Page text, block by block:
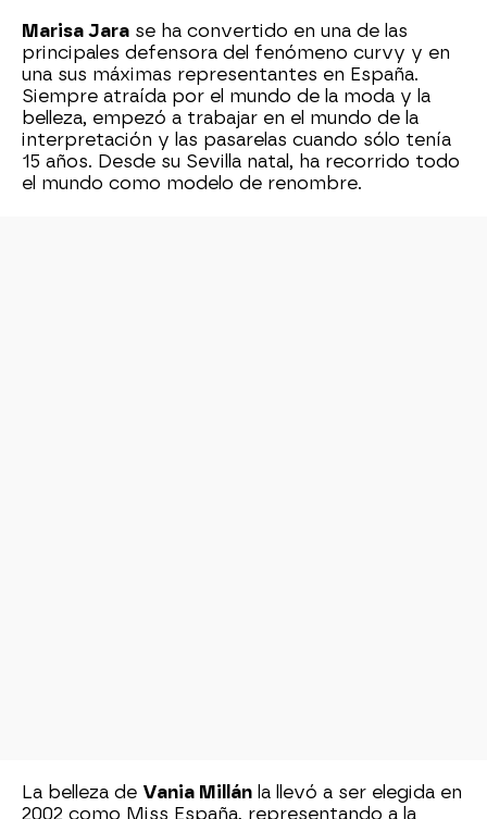
Marisa Jara se ha convertido en una de las
principales defensora del fenómeno curvy y en
una sus máximas representantes en España.
Siempre atraída por el mundo de la moda y la
belleza, empezó a trabajar en el mundo de la
interpretación y las pasarelas cuando sólo tenía
15 años. Desde su Sevilla natal, ha recorrido todo
el mundo como modelo de renombre.
La belleza de Vania Millán la llevó a ser elegida en
2002 como Miss España, representando a la